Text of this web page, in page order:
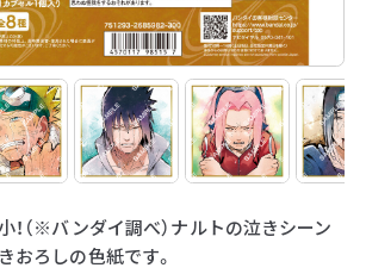
！（※バンダイ調べ）ナルトの泣きシーン
おろしの色紙です。